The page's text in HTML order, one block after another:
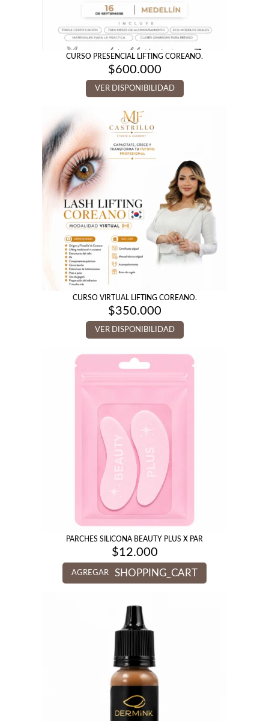
CURSO PRESENCIAL LIFTING COREANO.
$600.000
VER DISPONIBILIDAD
CURSO VIRTUAL LIFTING COREANO.
$350.000
VER DISPONIBILIDAD
PARCHES SILICONA BEAUTY PLUS X PAR
$12.000
AGREGAR SHOPPING_CART